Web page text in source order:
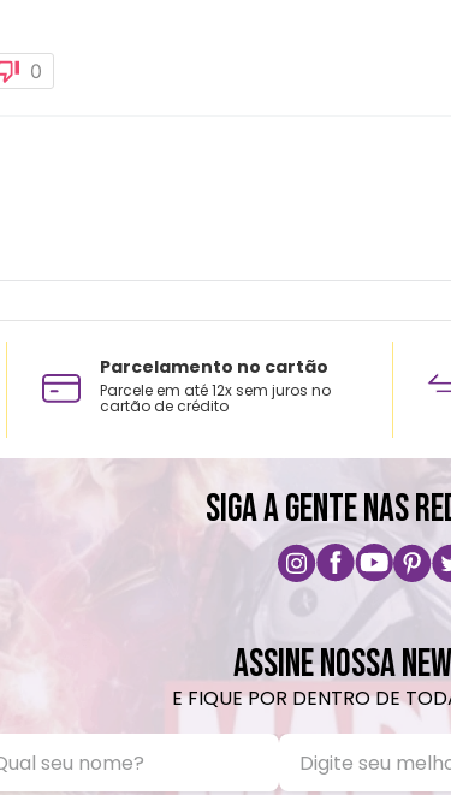
0
Parcelamento no cartão
Parcele em até 12x sem juros no
cartão de crédito
SIGA A GENTE NAS
ASSINE NOSSA
E FIQUE POR DENTRO DE